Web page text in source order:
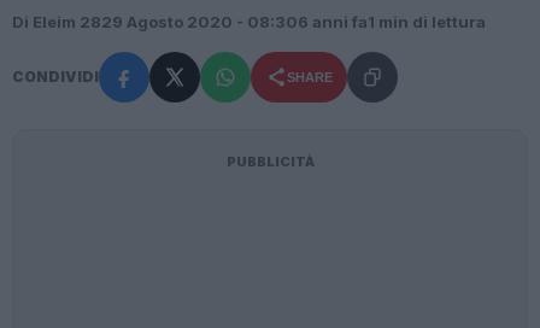
Di Eleim 2829 Agosto 2020 - 08:306 anni fa1 min di lettura
CONDIVIDI SHARE
PUBBLICITÀ